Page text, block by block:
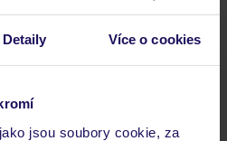
Detaily Více o cookies
jsou soubory cookie, za